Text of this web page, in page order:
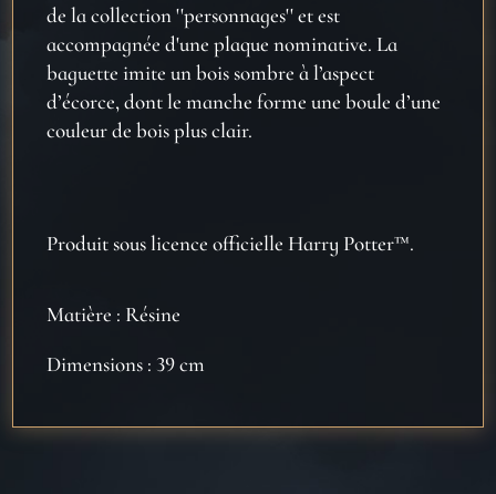
de la collection ''personnages'' et est
accompagnée d'une plaque nominative. La
baguette imite un bois sombre à l’aspect
d’écorce, dont le manche forme une boule d’une
couleur de bois plus clair.
Produit sous licence officielle Harry Potter™.
Matière : Résine
Dimensions : 39 cm